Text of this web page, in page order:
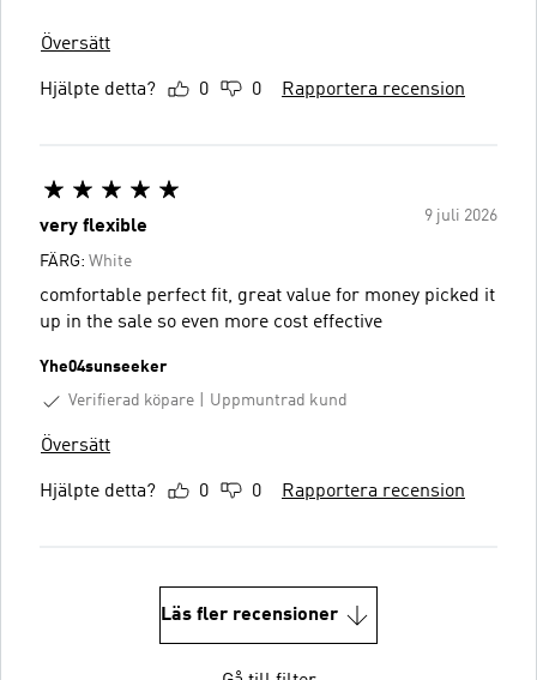
Översätt
Hjälpte detta? 0 0 Rapportera recension
9 juli 2026
very flexible
FÄRG: White
comfortable perfect fit, great value for money picked it
up in the sale so even more cost effective
Yhe04sunseeker
Verifierad köpare
Uppmuntrad kund
Översätt
Hjälpte detta? 0 0 Rapportera recension
Läs fler recensioner